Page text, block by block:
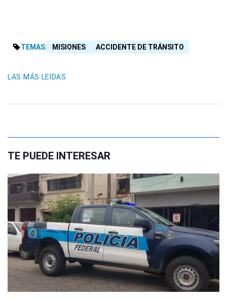
TEMAS: MISIONES ACCIDENTE DE TRÁNSITO
LAS MÁS LEIDAS
TE PUEDE INTERESAR